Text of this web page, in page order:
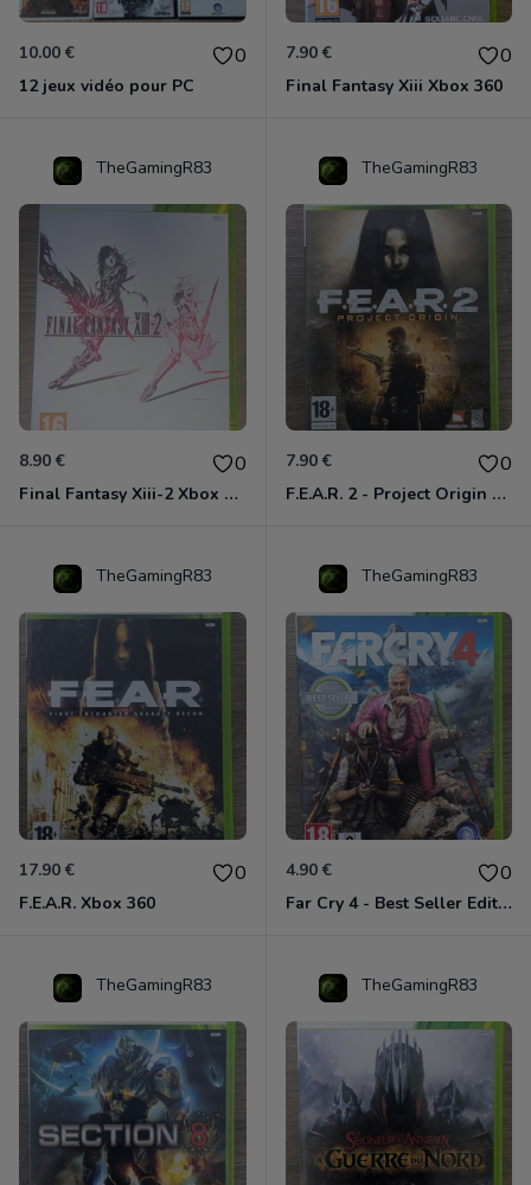
10.00 € 0
12 jeux vidéo pour PC
7.90 € 0
Final Fantasy Xiii Xbox 360
TheGamingR83
8.90 € 0
Final Fantasy Xiii-2 Xbox 360
TheGamingR83
7.90 € 0
F.E.A.R. 2 - Project Origin Xbox 360
TheGamingR83
17.90 € 0
F.E.A.R. Xbox 360
TheGamingR83
4.90 € 0
Far Cry 4 - Best Seller Edition Xbox 360
TheGamingR83 TheGamingR83